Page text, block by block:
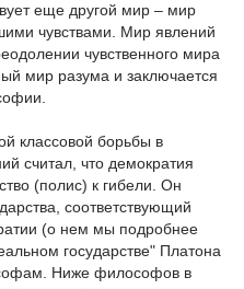
еще другой мир – мир
чувствами. Мир явлений
чувственного мира
мир разума и заключается
классовой борьбы в
считал, что демократия
(полис) к гибели. Он
соответствующий
(о нем мы подробнее
государстве" Платона
Ниже философов в